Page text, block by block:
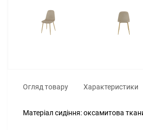
Огляд товару Характеристики
Матеріал сидіння: оксамитова